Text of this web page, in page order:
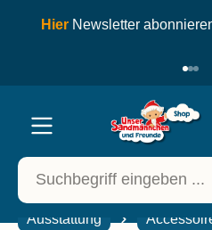
springen
Hier Newsletter
Ausstattung